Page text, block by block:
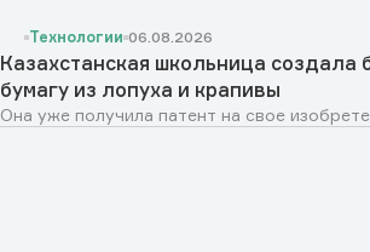
Технологии 06.08.2026
Казахстанская школьница создала
бумагу из лопуха и крапивы
Она уже получила патент на свое